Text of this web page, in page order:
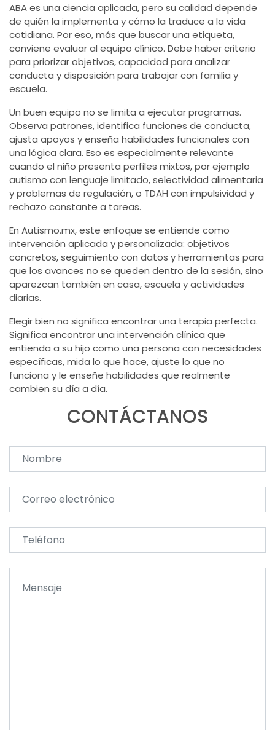
ABA es una ciencia aplicada, pero su calidad depende
de quién la implementa y cómo la traduce a la vida
cotidiana. Por eso, más que buscar una etiqueta,
conviene evaluar al equipo clínico. Debe haber criterio
para priorizar objetivos, capacidad para analizar
conducta y disposición para trabajar con familia y
escuela.
Un buen equipo no se limita a ejecutar programas.
Observa patrones, identifica funciones de conducta,
ajusta apoyos y enseña habilidades funcionales con
una lógica clara. Eso es especialmente relevante
cuando el niño presenta perfiles mixtos, por ejemplo
autismo con lenguaje limitado, selectividad alimentaria
y problemas de regulación, o TDAH con impulsividad y
rechazo constante a tareas.
En Autismo.mx, este enfoque se entiende como
intervención aplicada y personalizada: objetivos
concretos, seguimiento con datos y herramientas para
que los avances no se queden dentro de la sesión, sino
aparezcan también en casa, escuela y actividades
diarias.
Elegir bien no significa encontrar una terapia perfecta.
Significa encontrar una intervención clínica que
entienda a su hijo como una persona con necesidades
específicas, mida lo que hace, ajuste lo que no
funciona y le enseñe habilidades que realmente
cambien su día a día.
CONTÁCTANOS